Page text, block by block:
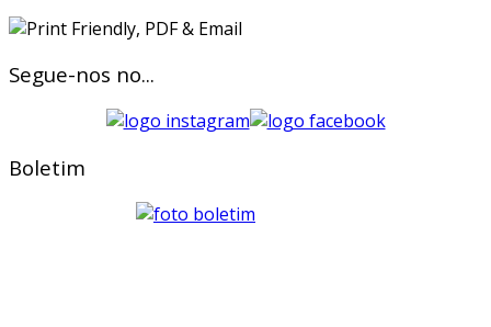
Segue-nos no...
Boletim